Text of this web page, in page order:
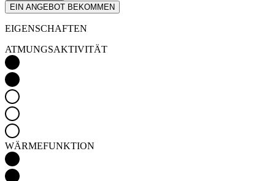
EIN ANGEBOT BEKOMMEN
EIGENSCHAFTEN
ATMUNGSAKTIVITÄT
WÄRMEFUNKTION